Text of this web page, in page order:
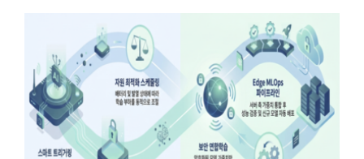
판별해 내며, 궁극적으로 **탐지 정확도 98%**를 달성하는 것을
목표로 하고 있습니다.
원스톱 '자율형 대응 체계' 완성: 단순한 기술적 탐지를 넘어, 적발된
마약 광고를 증거로 패키징하여 방송통신심의위원회 등 유관기관에
자동으로 신고하는 '신고 자동화 프로그램'을 고도화합니다.
체계적인 3개년 연구 개발 로드맵
1차년도: 다중 플랫폼 통합 수집 인프라 및 기초 실시간 탐지 시스템
인공지능(AI) 및 빅데이터 전문 기업 아이와즈(IWAZ)입니다.
당사 ㈜아이와즈가 과학기술정보통신부가 주관하는 '새로운 환경에
점진적 적응 가능한 온디바이스 학습 기술 개발' 과제의
주관연구개발기관으로 최종 선정되어, 본격적인 핵심 기술 연구에
착수하게 되었습니다.
2026년 4월부터 2029년 12월까지 약 3년 9개월간 진행되는 이번
대규모 연구개발 프로젝트를 통해 아이와즈는 글로벌 AI 시장의
새로운 패러다임을 제시할 계획입니다.